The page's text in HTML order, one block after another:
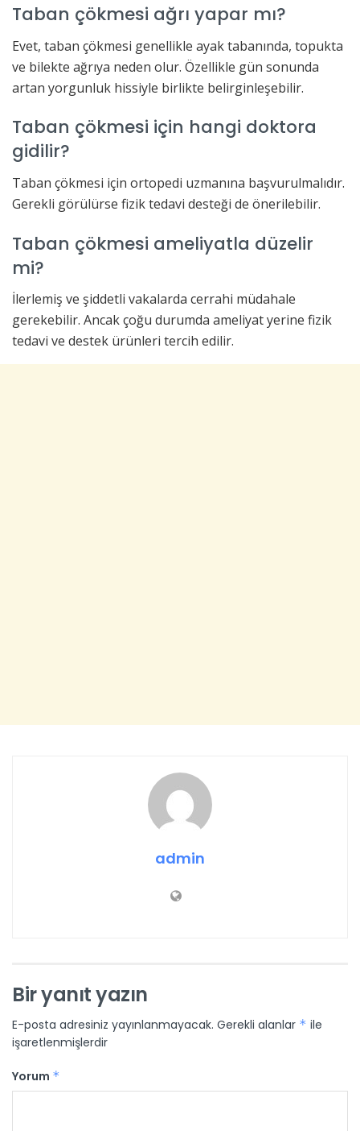
Taban çökmesi ağrı yapar mı?
Evet, taban çökmesi genellikle ayak tabanında, topukta
ve bilekte ağrıya neden olur. Özellikle gün sonunda
artan yorgunluk hissiyle birlikte belirginleşebilir.
Taban çökmesi için hangi doktora
gidilir?
Taban çökmesi için ortopedi uzmanına başvurulmalıdır.
Gerekli görülürse fizik tedavi desteği de önerilebilir.
Taban çökmesi ameliyatla düzelir
mi?
İlerlemiş ve şiddetli vakalarda cerrahi müdahale
gerekebilir. Ancak çoğu durumda ameliyat yerine fizik
tedavi ve destek ürünleri tercih edilir.
admin
Bir yanıt yazın
E-posta adresiniz yayınlanmayacak. Gerekli alanlar * ile
işaretlenmişlerdir
Yorum *